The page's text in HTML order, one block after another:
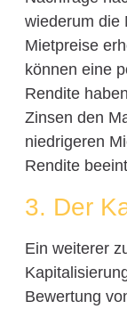
wiederum die
Mietpreise
können eine
Rendite
Zinsen den
niedrigeren
Rendite
3. Der
Ein weiterer
Bewertung